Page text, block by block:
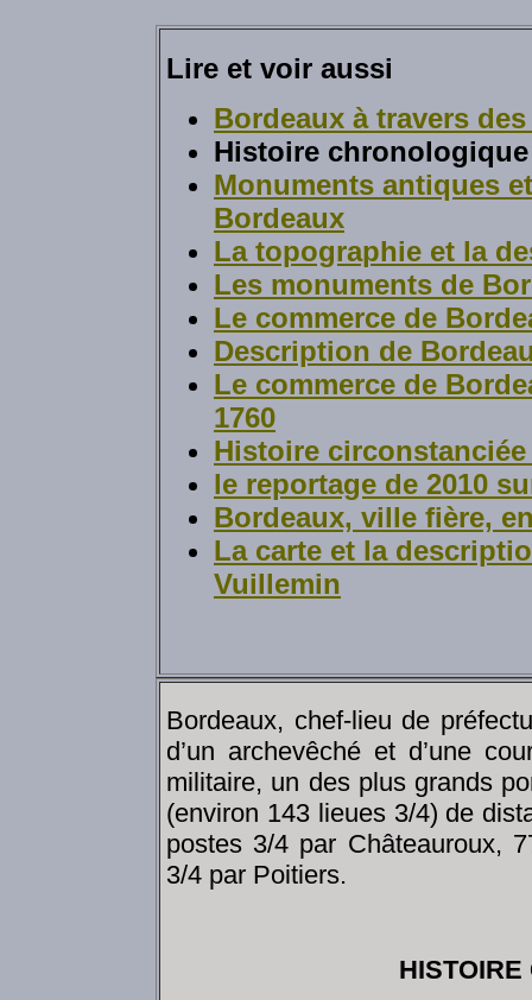
Lire et voir aussi
Bordeaux à travers
Histoire
Monuments antiques
Bordeaux
La topographie et la
Les monuments de
Le commerce de
Description de
Le commerce de
1760
Histoire
le reportage de 2010
Bordeaux, ville fière,
La carte et la
Vuillemin
Bordeaux, chef-lieu de
d’un archevêché et d’une
militaire, un des plus grands
(environ 143 lieues 3/4) de
postes 3/4 par Châteauroux,
3/4 par Poitiers.
HISTOIRE